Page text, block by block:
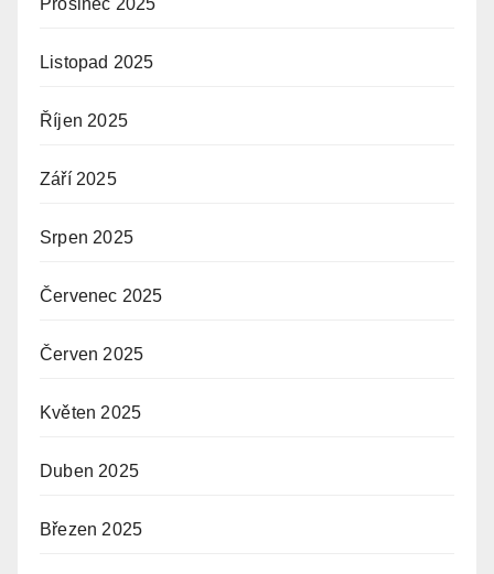
Prosinec 2025
Listopad 2025
Říjen 2025
Září 2025
Srpen 2025
Červenec 2025
Červen 2025
Květen 2025
Duben 2025
Březen 2025